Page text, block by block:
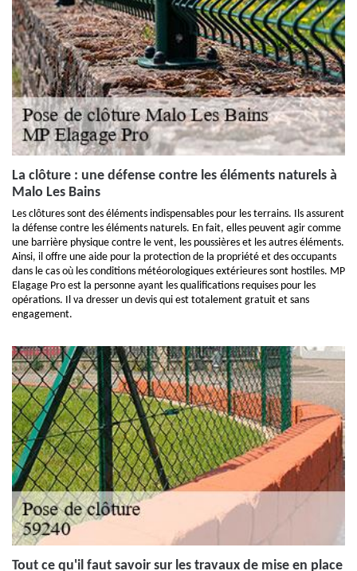
La clôture : une défense contre les éléments naturels à
Malo Les Bains
Les clôtures sont des éléments indispensables pour les terrains. Ils assurent
la défense contre les éléments naturels. En fait, elles peuvent agir comme
une barrière physique contre le vent, les poussières et les autres éléments.
Ainsi, il offre une aide pour la protection de la propriété et des occupants
dans le cas où les conditions météorologiques extérieures sont hostiles. MP
Elagage Pro est la personne ayant les qualifications requises pour les
opérations. Il va dresser un devis qui est totalement gratuit et sans
engagement.
Tout ce qu'il faut savoir sur les travaux de mise en place